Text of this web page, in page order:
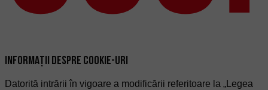
INFORMAȚII DESPRE COOKIE-URI
Datorită intrării în vigoare a modificării referitoare la „Legea